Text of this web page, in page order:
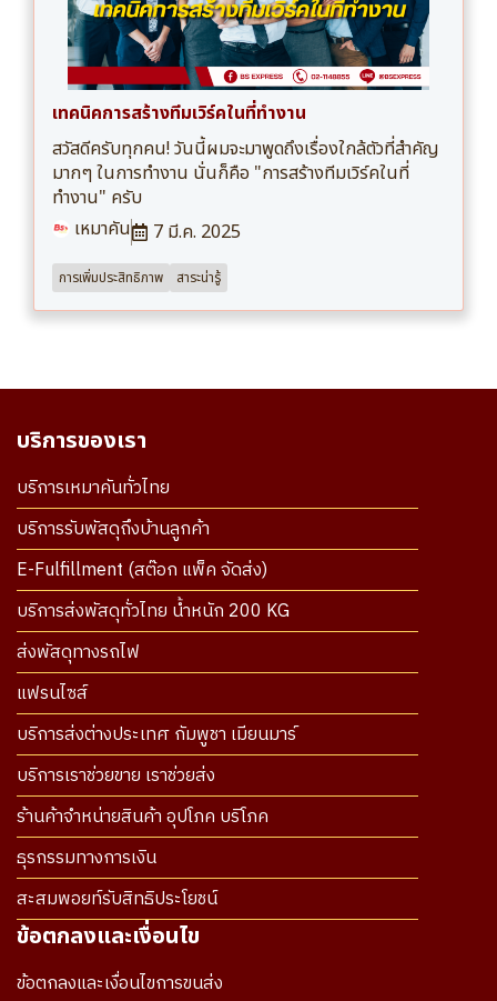
เทคนิคการสร้างทีมเวิร์คในที่ทำงาน
สวัสดีครับทุกคน! วันนี้ผมจะมาพูดถึงเรื่องใกล้ตัวที่สำคัญ
มากๆ ในการทำงาน นั่นก็คือ "การสร้างทีมเวิร์คในที่
ทำงาน" ครับ
เหมาคัน
7 มี.ค. 2025
การเพิ่มประสิทธิภาพ สาระน่ารู้
บริการของเรา
บริการเหมาคันทั่วไทย
บริการรับพัสดุถึงบ้านลูกค้า
E-Fulfillment (สต๊อก แพ็ค จัดส่ง)
บริการส่งพัสดุทั่วไทย น้ำหนัก 200 KG
ส่งพัสดุทางรถไฟ
แฟรนไซส์
บริการส่งต่างประเทศ กัมพูชา เมียนมาร์
บริการเราช่วยขาย เราช่วยส่ง
ร้านค้าจำหน่ายสินค้า อุปโภค บริโภค
ธุรกรรมทางการเงิน
สะสมพอยท์รับสิทธิประโยชน์
ข้อตกลงและเงื่อนไข
ข้อตกลงและเงื่อนไขการขนส่ง